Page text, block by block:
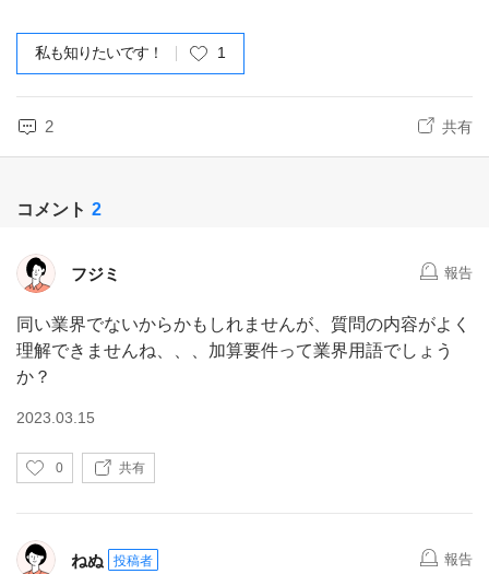
私も知りたいです！ 1
2 共有
コメント 2
フジミ 報告
同い業界でないからかもしれませんが、質問の内容がよく
理解できませんね、、、加算要件って業界用語でしょう
か？
2023.03.15
い
0 共有
ねぬ 投稿者 報告